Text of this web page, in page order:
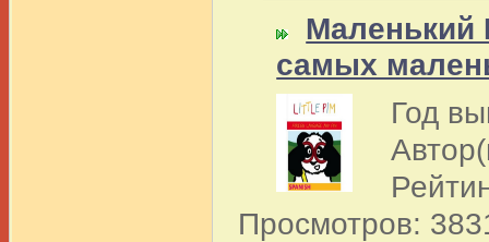
Маленький
самых
Год
Просмотров: